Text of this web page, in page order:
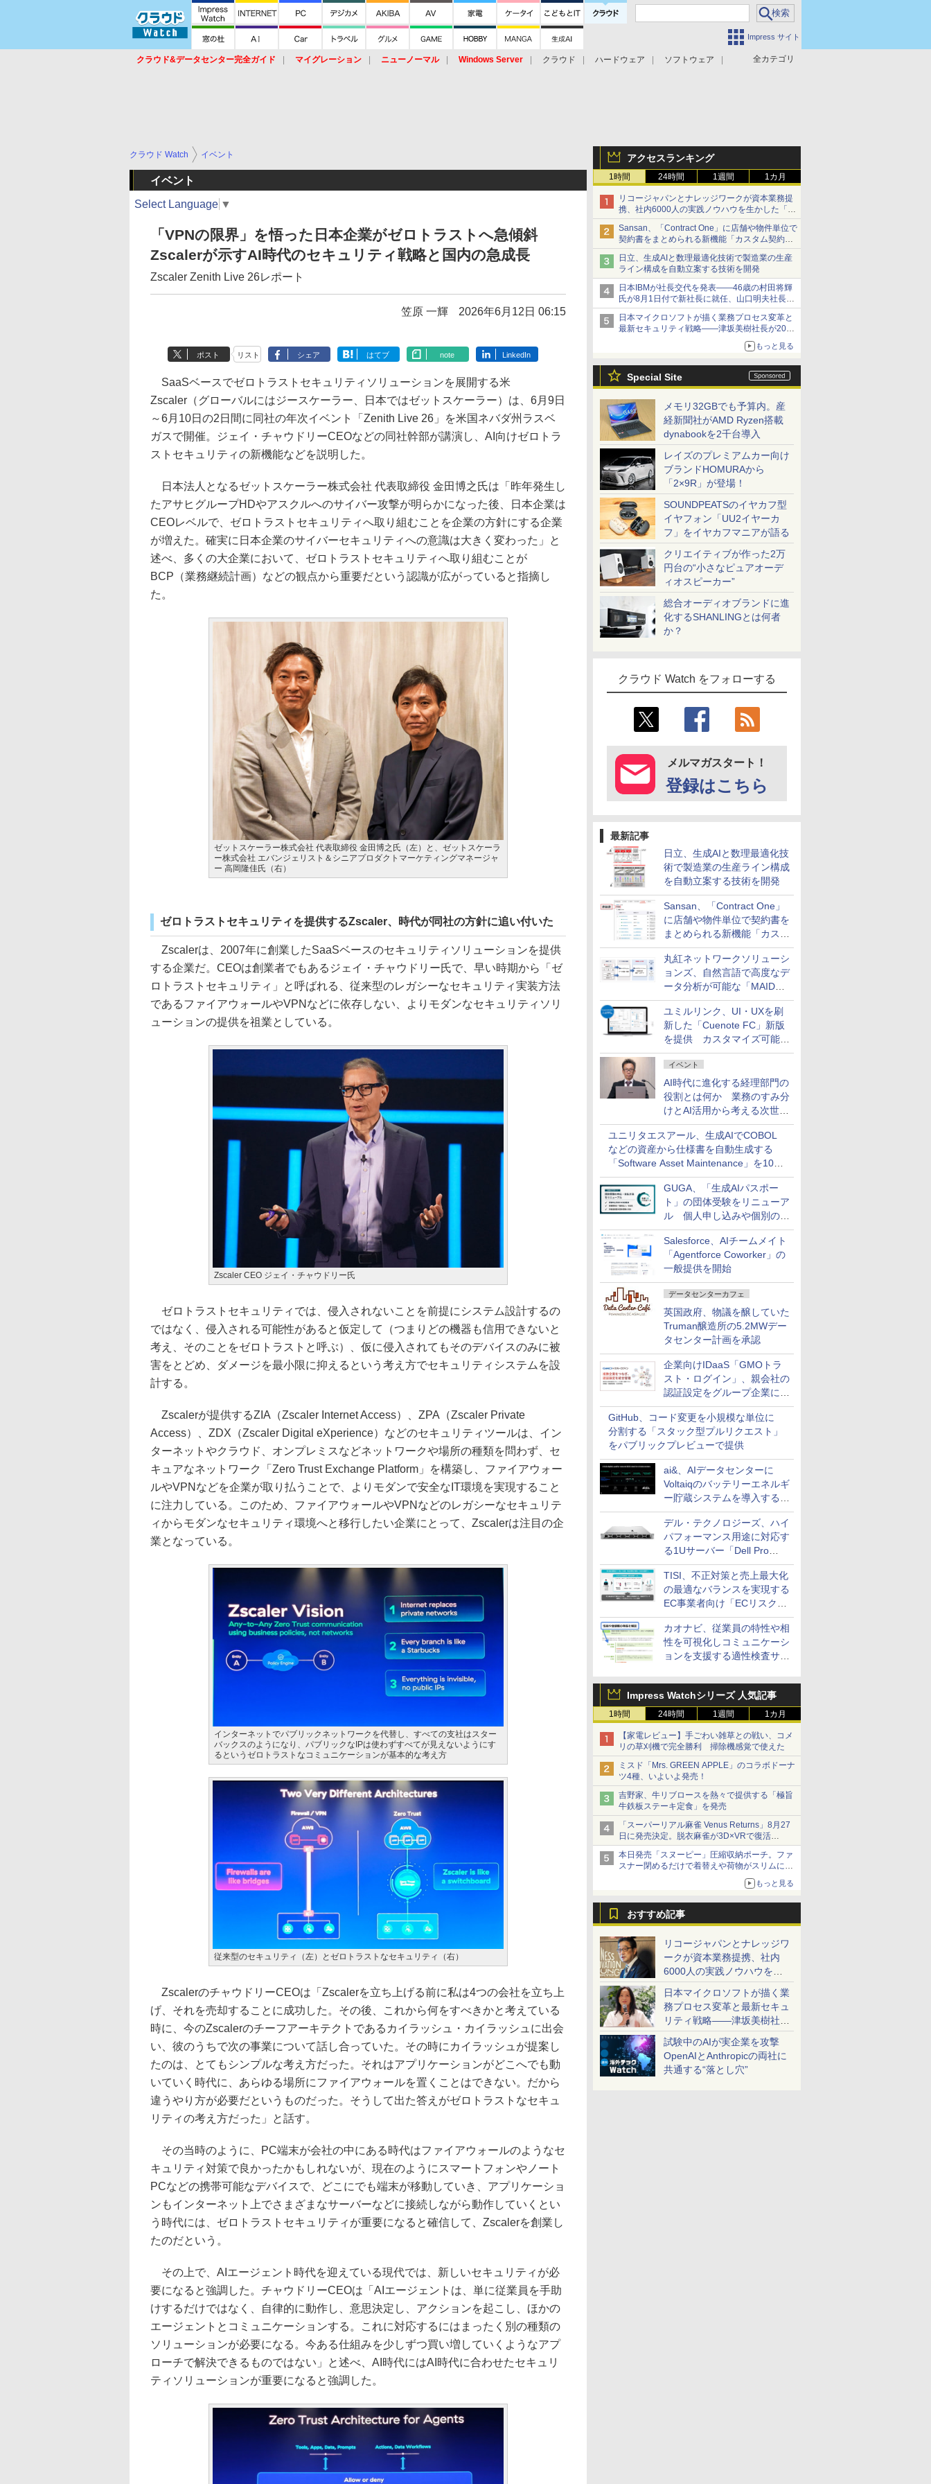
Impress サイト
全カテゴリ
クラウド&データセンター完全ガイド マイグレーション ニューノーマル Windows Server クラウド ハードウェア
ソフトウェア
アクセスランキング
1時間 24時間 1週間 1カ月
リコージャパンとナレッジワークが資本業務提
携、社内6000人の実践ノウハウを生かした「AI
商談記録 for RICOH」を展開へ
Sansan、「Contract One」に店舗や物件単位で
契約書をまとめられる新機能「カスタム契約ツ
リー」を追加
日立、生成AIと数理最適化技術で製造業の生産
ライン構成を自動立案する技術を開発
日本IBMが社長交代を発表――46歳の村田将輝
氏が8月1日付で新社長に就任、山口明夫社長は
会長へ
日本マイクロソフトが描く業務プロセス変革と
最新セキュリティ戦略――津坂美樹社長が2027
もっと見る
Special Site
メモリ32GBでも予算内。産
経新聞社がAMD Ryzen搭載
dynabookを2千台導入
レイズのプレミアムカー向け
ブランドHOMURAから
「2×9R」が登場！
SOUNDPEATSのイヤカフ型
イヤフォン「UU2イヤーカ
フ」をイヤカフマニアが語る
クリエイティブが作った2万
円台の“小さなピュアオーデ
ィオスピーカー”
総合オーディオブランドに進
化するSHANLINGとは何者
か？
クラウド Watch をフォローする
メルマガスタート！
登録はこちら
最新記事
日立、生成AIと数理最適化技
術で製造業の生産ライン構成
を自動立案する技術を開発
Sansan、「Contract One」
に店舗や物件単位で契約書を
まとめられる新機能「カスタ
ム契約ツリー」を追加
丸紅ネットワークソリューシ
ョンズ、自然言語で高度なデ
ータ分析が可能な「MAIDOA
AI ASSIST」を9月より提供
ユミルリンク、UI・UXを刷
新した「Cuenote FC」新版
を提供 カスタマイズ可能な
ダッシュボード画面を搭載
イベント
AI時代に進化する経理部門の
役割とは何か 業務のすみ分
けとAI活用から考える次世代
ファイナンス戦略
ユニリタエスアール、生成AIでCOBOL
などの資産から仕様書を自動生成する
「Software Asset Maintenance」を10月
に発売
GUGA、「生成AIパスポー
ト」の団体受験をリニューア
ル 個人申し込みや個別の支
払いなどに対応
Salesforce、AIチームメイト
「Agentforce Coworker」の
一般提供を開始
データセンターカフェ
英国政府、物議を醸していた
Truman醸造所の5.2MWデー
タセンター計画を承認
企業向けIDaaS「GMOトラ
スト・ログイン」、親会社の
認証設定をグループ企業に展
開できる新機能を提供
GitHub、コード変更を小規模な単位に
分割する「スタック型プルリクエスト」
をパブリックプレビューで提供
ai&、AIデータセンターに
Voltaiqのバッテリーエネルギ
ー貯蔵システムを導入する計
画を発表
デル・テクノロジーズ、ハイ
パフォーマンス用途に対応す
る1Uサーバー「Dell Pro
Precision 7 R1ラック」を発
売
TISI、不正対策と売上最大化
の最適なバランスを実現する
EC事業者向け「ECリスク対
策設計・運用支援サービス」
カオナビ、従業員の特性や相
性を可視化しコミュニケーシ
ョンを支援する適性検査サー
Impress Watchシリーズ 人気記事
1時間 24時間 1週間 1カ月
【家電レビュー】手ごわい雑草との戦い、コメ
リの草刈機で完全勝利 掃除機感覚で使えた
ミスド「Mrs. GREEN APPLE」のコラボドーナ
ツ4種、いよいよ発売！
吉野家、牛リブロースを熱々で提供する「極旨
牛鉄板ステーキ定食」を発売
「スーパーリアル麻雀 Venus Returns」8月27
日に発売決定。脱衣麻雀が3D×VRで復活
発売から2週間は20%オフになるセールが実施
本日発売「スヌーピー」圧縮収納ポーチ。ファ
スナー閉めるだけで着替えや荷物がスリムにま
もっと見る
おすすめ記事
リコージャパンとナレッジワ
ークが資本業務提携、社内
6000人の実践ノウハウを生
かした「AI商談記録 for
RICOH」を展開へ
日本マイクロソフトが描く業
務プロセス変革と最新セキュ
リティ戦略――津坂美樹社長
が2027年度戦略を説明
試験中のAIが実企業を攻撃
OpenAIとAnthropicの両社に
共通する“落とし穴”
クラウド Watch イベント
イベント
Select Language ▼
「VPNの限界」を悟った日本企業がゼロトラストへ急傾斜
Zscalerが示すAI時代のセキュリティ戦略と国内の急成長
Zscaler Zenith Live 26レポート
笠原 一輝 2026年6月12日 06:15
ポスト リスト シェア はてブ note LinkedIn
SaaSベースでゼロトラストセキュリティソリューションを展開する米
Zscaler（グローバルにはジースケーラー、日本ではゼットスケーラー）は、6月9日
～6月10日の2日間に同社の年次イベント「Zenith Live 26」を米国ネバダ州ラスベ
ガスで開催。ジェイ・チャウドリーCEOなどの同社幹部が講演し、AI向けゼロトラ
ストセキュリティの新機能などを説明した。
日本法人となるゼットスケーラー株式会社 代表取締役 金田博之氏は「昨年発生し
たアサヒグループHDやアスクルへのサイバー攻撃が明らかになった後、日本企業は
CEOレベルで、ゼロトラストセキュリティへ取り組むことを企業の方針にする企業
が増えた。確実に日本企業のサイバーセキュリティへの意識は大きく変わった」と
述べ、多くの大企業において、ゼロトラストセキュリティへ取り組むことが
BCP（業務継続計画）などの観点から重要だという認識が広がっていると指摘し
た。
ゼットスケーラー株式会社 代表取締役 金田博之氏（左）と、ゼットスケーラ
ー株式会社 エバンジェリスト＆シニアプロダクトマーケティングマネージャ
ー 高岡隆佳氏（右）
ゼロトラストセキュリティを提供するZscaler、時代が同社の方針に追い付いた
Zscalerは、2007年に創業したSaaSベースのセキュリティソリューションを提供
する企業だ。CEOは創業者でもあるジェイ・チャウドリー氏で、早い時期から「ゼ
ロトラストセキュリティ」と呼ばれる、従来型のレガシーなセキュリティ実装方法
であるファイアウォールやVPNなどに依存しない、よりモダンなセキュリティソリ
ューションの提供を祖業としている。
Zscaler CEO ジェイ・チャウドリー氏
ゼロトラストセキュリティでは、侵入されないことを前提にシステム設計するの
ではなく、侵入される可能性があると仮定して（つまりどの機器も信用できないと
考え、そのことをゼロトラストと呼ぶ）、仮に侵入されてもそのデバイスのみに被
害をとどめ、ダメージを最小限に抑えるという考え方でセキュリティシステムを設
計する。
Zscalerが提供するZIA（Zscaler Internet Access）、ZPA（Zscaler Private
Access）、ZDX（Zscaler Digital eXperience）などのセキュリティツールは、イン
ターネットやクラウド、オンプレミスなどネットワークや場所の種類を問わず、セ
キュアなネットワーク「Zero Trust Exchange Platform」を構築し、ファイアウォー
ルやVPNなどを企業が取り払うことで、よりモダンで安全なIT環境を実現すること
に注力している。このため、ファイアウォールやVPNなどのレガシーなセキュリテ
ィからモダンなセキュリティ環境へと移行したい企業にとって、Zscalerは注目の企
業となっている。
インターネットでパブリックネットワークを代替し、すべての支社はスター
バックスのようになり、パブリックなIPは使わずすべてが見えないようにす
るというゼロトラストなコミュニケーションが基本的な考え方
従来型のセキュリティ（左）とゼロトラストなセキュリティ（右）
ZscalerのチャウドリーCEOは「Zscalerを立ち上げる前に私は4つの会社を立ち上
げ、それを売却することに成功した。その後、これから何をすべきかと考えている
時に、今のZscalerのチーフアーキテクトであるカイラッシュ・カイラッシュに出会
い、彼のうちで次の事業について話し合っていた。その時にカイラッシュが提案し
たのは、とてもシンプルな考え方だった。それはアプリケーションがどこへでも動
いていく時代に、あらゆる場所にファイアウォールを置くことはできない。だから
違うやり方が必要だというものだった。そうして出た答えがゼロトラストなセキュ
リティの考え方だった」と話す。
その当時のように、PC端末が会社の中にある時代はファイアウォールのようなセ
キュリティ対策で良かったかもしれないが、現在のようにスマートフォンやノート
PCなどの携帯可能なデバイスで、どこにでも端末が移動していき、アプリケーショ
ンもインターネット上でさまざまなサーバーなどに接続しながら動作していくとい
う時代には、ゼロトラストセキュリティが重要になると確信して、Zscalerを創業し
たのだという。
その上で、AIエージェント時代を迎えている現代では、新しいセキュリティが必
要になると強調した。チャウドリーCEOは「AIエージェントは、単に従業員を手助
けするだけではなく、自律的に動作し、意思決定し、アクションを起こし、ほかの
エージェントとコミュニケーションする。これに対応するにはまったく別の種類の
ソリューションが必要になる。今ある仕組みを少しずつ買い増していくようなアプ
ローチで解決できるものではない」と述べ、AI時代にはAI時代に合わせたセキュリ
ティソリューションが重要になると強調した。